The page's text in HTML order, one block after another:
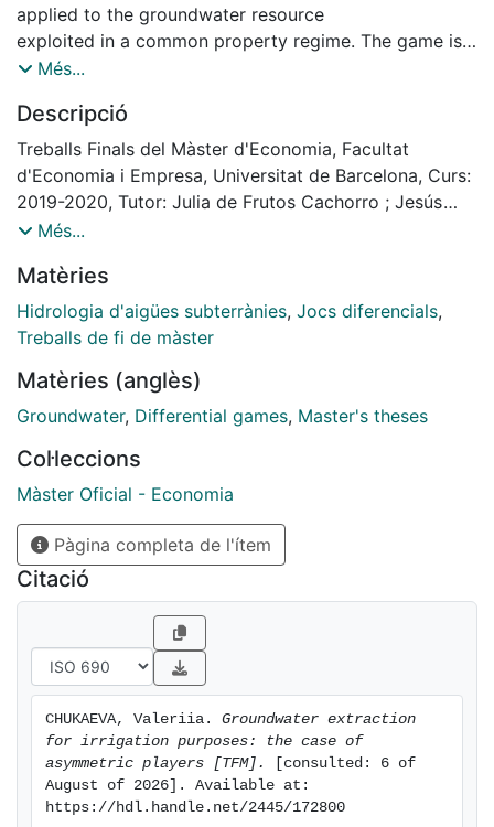
applied to the groundwater resource
exploited in a common property regime. The game is
solved for two agents, who differ in their water
preferences (discount rates asymmetry).
The author tries to investigate if the cooperation is
more beneficial than non-cooperation and if an
increase in asymmetry has influence on the efficiency
of the solutions. The results show that the more
the allocation of water under non-cooperation.
Moreover, the cooperation can be considered
beneficial for the environment, but not for the agents:
welfare, when the demand asymmetry is high.
Més...
Descripció
Treballs Finals del Màster d'Economia, Facultat
d'Economia i Empresa, Universitat de Barcelona, Curs:
2019-2020, Tutor: Julia de Frutos Cachorro ; Jesús
Marín-Solano
Més...
Matèries
Hidrologia d'aigües subterrànies, Jocs diferencials,
Treballs de fi de màster
Matèries (anglès)
Groundwater, Differential games, Master's theses
Col·leccions
Màster Oficial - Economia
Pàgina completa de l'ítem
Citació
CHUKAEVA, Valeriia. Groundwater extraction
for irrigation purposes: the case of
asymmetric players [TFM].
[consulted: 6 of
August of 2026]. Available at:
https://hdl.handle.net/2445/172800